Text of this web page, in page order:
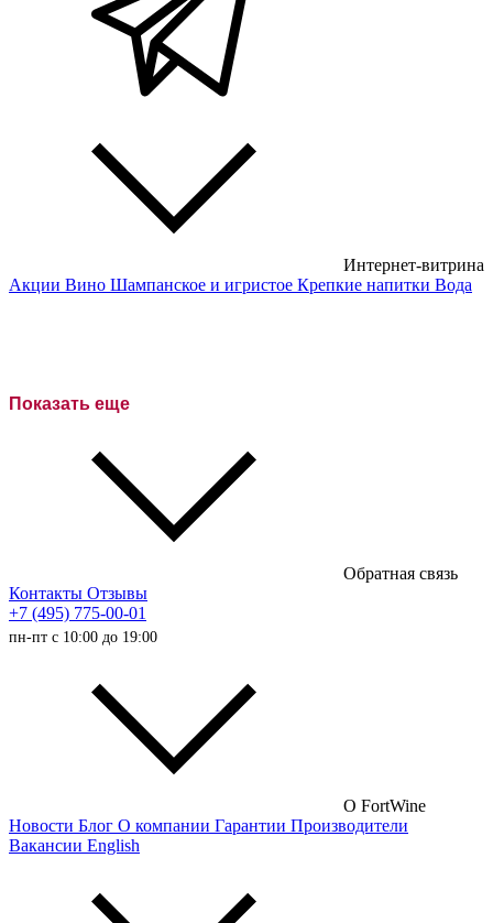
Интернет-витрина
Акции Вино Шампанское и игристое Крепкие напитки Вода
Полусухие вина
Полусладкие вина
Итальянские вина
Испанские вина
Немецкие вина
Австрийские вина
Чилийские вина
Португальские вина
Показать еще
Обратная связь
Контакты Отзывы
+7 (495) 775-00-01
пн-пт с 10:00 до 19:00
О FortWine
Новости Блог О компании Гарантии Производители
Вакансии English